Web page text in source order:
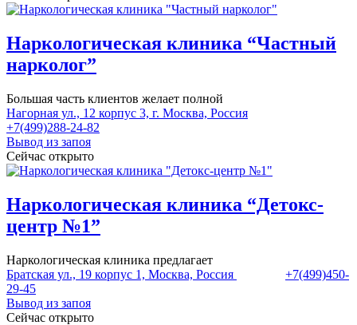
Наркологическая клиника “Частный
нарколог”
Большая часть клиентов желает полной
Нагорная ул., 12 корпус 3, г. Москва, Россия
+7(499)288-24-82
Вывод из запоя
Сейчас открыто
Наркологическая клиника “Детокс-
центр №1”
Наркологическая клиника предлагает
Братская ул., 19 корпус 1, Москва, Россия
+7(499)450-
29-45
Вывод из запоя
Сейчас открыто